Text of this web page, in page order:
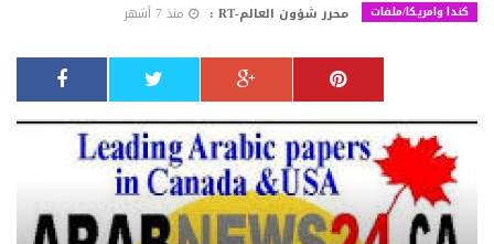
كندا وامريكا/ملفات محرر شؤون العالم-RT : منذ 7 أشهر